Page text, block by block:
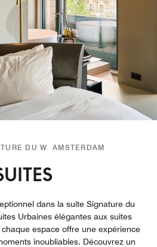
DU W AMSTERDAM
dans la suite Signature du
Urbaines élégantes aux suites
espace offre une expérience
inoubliables. Découvrez un